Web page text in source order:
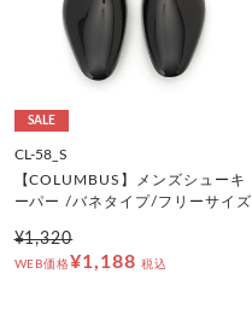
SALE
CL-58_S
【COLUMBUS】メンズシューキ
ーパー /バネタイプ/フリーサイズ
¥1,320
WEB価格¥1,188 税込